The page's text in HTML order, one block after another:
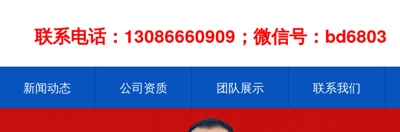
联系电话：13086660909；微信号：bd6803
新闻动态 公司资质 团队展示 联系我们